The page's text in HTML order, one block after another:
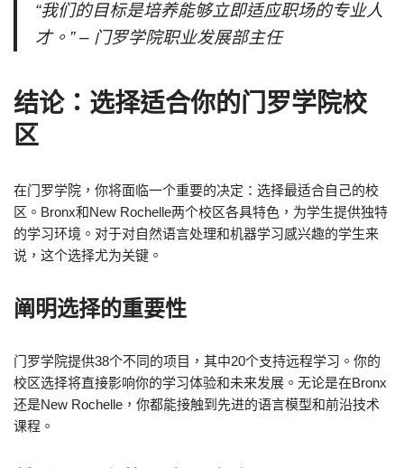
“我们的目标是培养能够立即适应职场的专业人
才。” – 门罗学院职业发展部主任
结论：选择适合你的门罗学院校
区
在门罗学院，你将面临一个重要的决定：选择最适合自己的校
区。Bronx和New Rochelle两个校区各具特色，为学生提供独特
的学习环境。对于对自然语言处理和机器学习感兴趣的学生来
说，这个选择尤为关键。
阐明选择的重要性
门罗学院提供38个不同的项目，其中20个支持远程学习。你的
校区选择将直接影响你的学习体验和未来发展。无论是在Bronx
还是New Rochelle，你都能接触到先进的语言模型和前沿技术
课程。